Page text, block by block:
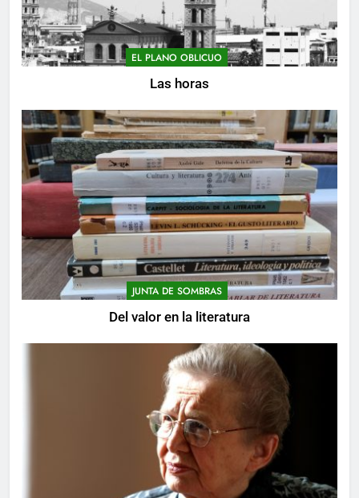
EL PLANO OBLICUO
Las horas
JUNTA DE SOMBRAS
Del valor en la literatura